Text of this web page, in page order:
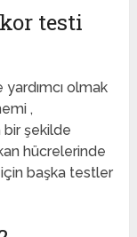
testi
olmak
,
bir şekilde
hücrelerinde
için başka testler